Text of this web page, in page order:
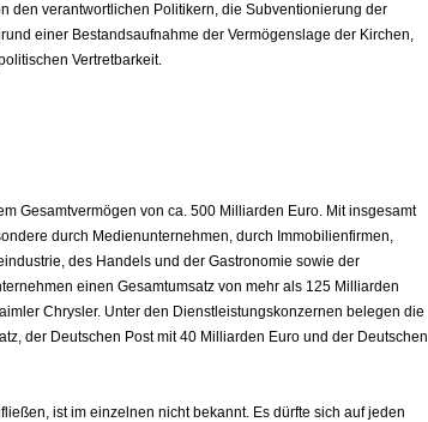
den verantwortlichen Politikern, die Subventionierung der
einer Bestandsaufnahme der Vermögenslage der Kirchen,
Vertretbarkeit.
Gesamtvermögen von ca. 500 Milliarden Euro. Mit insgesamt
durch Medienunternehmen, durch Immobilienfirmen,
des Handels und der Gastronomie sowie der
einen Gesamtumsatz von mehr als 125 Milliarden
Chrysler. Unter den Dienstleistungskonzernen belegen die
der Deutschen Post mit 40 Milliarden Euro und der Deutschen
ist im einzelnen nicht bekannt. Es dürfte sich auf jeden